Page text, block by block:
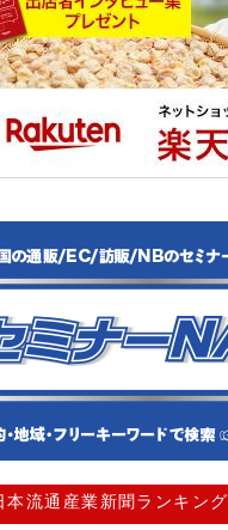
本流通産業新聞ランキング